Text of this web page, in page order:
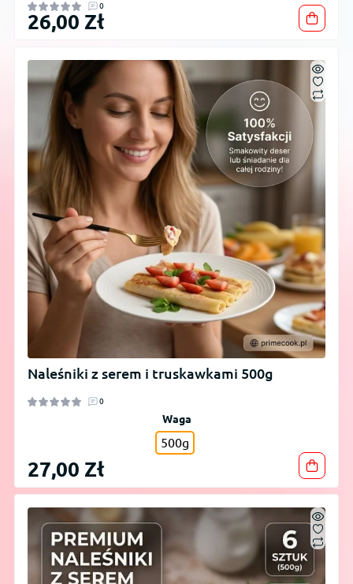
0
26,00 Zł
Naleśniki z serem i truskawkami 500g
0
Waga
500g
27,00 Zł